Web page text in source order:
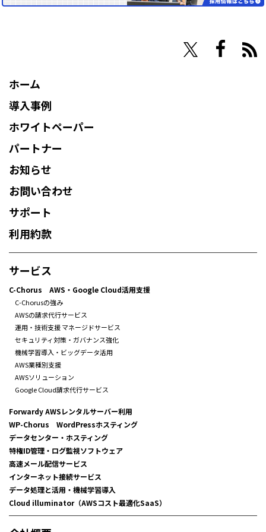
ホーム
導入事例
ホワイトペーパー
パートナー
お知らせ
お問い合わせ
サポート
利用約款
サービス
C-Chorus AWS・Google Cloud活用支援
C-Chorusの強み
AWSの請求代行サービス
運用・技術支援 マネージドサービス
セキュリティ対策・ガバナンス強化
機械学習導入・ビッグデータ活用
AWS業種別支援
AWSソリューション
Google Cloud請求代行サービス
Forwardy AWSレンタルサーバー利用
WP-Chorus WordPressホスティング
データセンター・ホスティング
特権ID管理・ログ監視ソフトウェア
高速メール配信サービス
インターネット接続サービス
データ処理と活用・機械学習導入
Cloud illuminator（AWSコスト最適化SaaS）